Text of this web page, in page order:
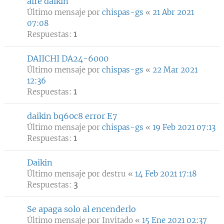
Último mensaje por chispas-gs « 21 Abr 2021
07:08
Respuestas: 1
DAIICHI DA24-6000
Último mensaje por chispas-gs « 22 Mar 2021
12:36
Respuestas: 1
daikin bq60c8 error E7
Último mensaje por chispas-gs « 19 Feb 2021 07:13
Respuestas: 1
Daikin
Último mensaje por destru « 14 Feb 2021 17:18
Respuestas: 3
Se apaga solo al encenderlo
Último mensaje por Invitado « 15 Ene 2021 02:37